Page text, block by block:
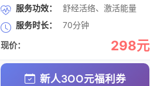
服务功效：
舒经活络、激活能量
服务时长：
70分钟
现价： 298元
新人3OO元福利券